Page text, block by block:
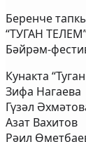
Беренче
“ТУГАН
Бәйрәм-
Кунакта
Зифа Нагаева
Гүзәл
Азат Вахитов
Рәил